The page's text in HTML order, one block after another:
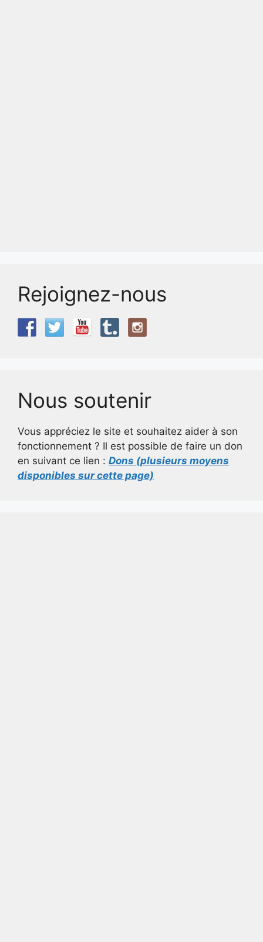
Rejoignez-nous
Nous soutenir
Vous appréciez le site et souhaitez aider à son
fonctionnement ? Il est possible de faire un don
en suivant ce lien : Dons (plusieurs moyens
disponibles sur cette page)